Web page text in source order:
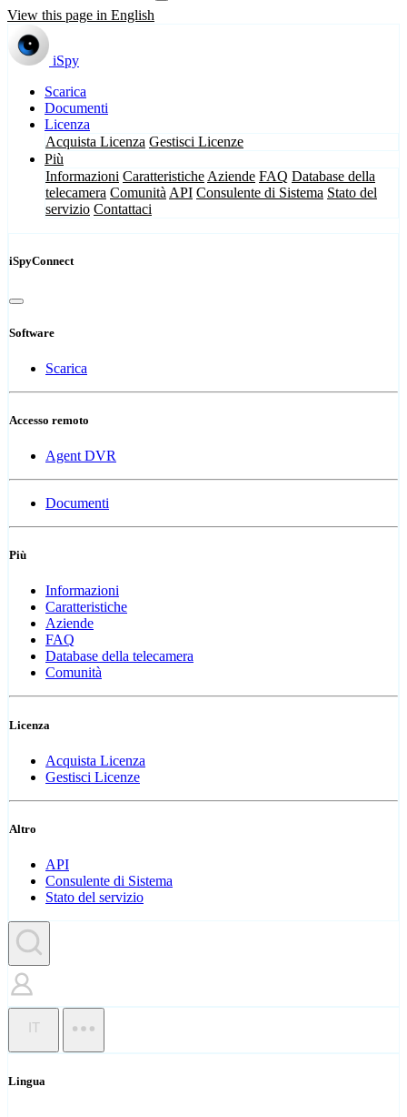
View this page in English
iSpy
Scarica
Documenti
Licenza
Acquista Licenza Gestisci Licenze
Più
Informazioni Caratteristiche Aziende FAQ Database della
telecamera Comunità API Consulente di Sistema Stato del
servizio Contattaci
iSpyConnect
Software
Scarica
Accesso remoto
Agent DVR
Documenti
Più
Informazioni
Caratteristiche
Aziende
FAQ
Database della telecamera
Comunità
Licenza
Acquista Licenza
Gestisci Licenze
Altro
API
Consulente di Sistema
Stato del servizio
IT
Lingua